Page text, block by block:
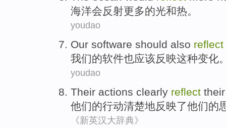
海洋会反射更多的光和热。
youdao
Our software should also reflect
我们的软件也应该反映这种变化
youdao
Their actions clearly reflect
他们的行动清楚地反映了他们的
《新英汉大辞典》